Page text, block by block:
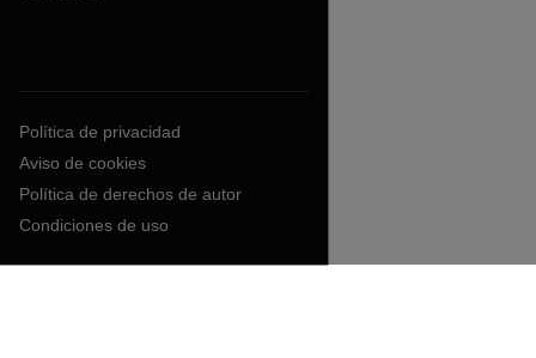
Política de privacidad
Aviso de cookies
Política de derechos de autor
Condiciones de uso